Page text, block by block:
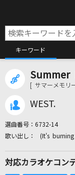
キーワード
Summer
[ サマーメモリ
WEST.
選曲番号： 6732-14
(It's
対応カラオケコン